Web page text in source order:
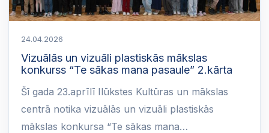
24.04.2026
Vizuālās un vizuāli plastiskās mākslas
konkurss “Te sākas mana pasaule” 2.kārta
Šī gada 23.aprīlī Ilūkstes Kultūras un mākslas
centrā notika vizuālās un vizuāli plastiskās
mākslas konkursa “Te sākas mana…